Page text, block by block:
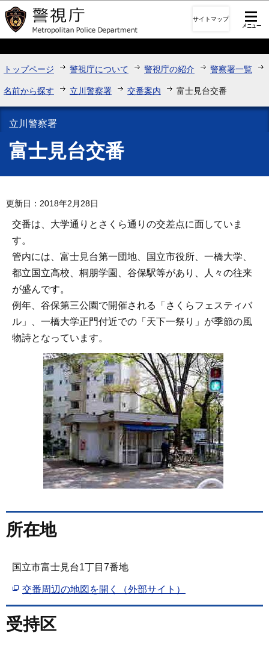
このページの本文へ移動
サイトマップ
トップページ 警視庁について 警視庁の紹介 警察署一覧
名前から探す 立川警察署 交番案内 富士見台交番
立川警察署
富士見台交番
更新日：2018年2月28日
交番は、大学通りとさくら通りの交差点に面していま
す。
管内には、富士見台第一団地、国立市役所、一橋大学、
都立国立高校、桐朋学園、谷保駅等があり、人々の往来
が盛んです。
例年、谷保第三公園で開催される「さくらフェスティバ
ル」、一橋大学正門付近での「天下一祭り」が季節の風
物詩となっています。
所在地
国立市富士見台1丁目7番地
交番周辺の地図を開く（外部サイト）
受持区